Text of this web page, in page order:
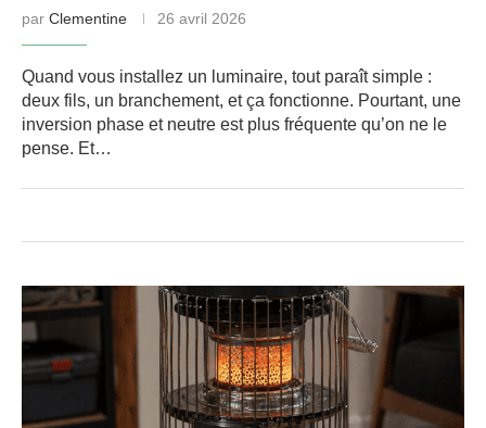
par Clementine 26 avril 2026
Quand vous installez un luminaire, tout paraît simple :
deux fils, un branchement, et ça fonctionne. Pourtant, une
inversion phase et neutre est plus fréquente qu’on ne le
pense. Et…